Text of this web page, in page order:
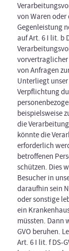
von Waren
Gegenleistung
auf Art. 6 I lit. b
von Anfragen
Unterliegt
Verpflichtung
beispielsweise
die
könnte die
erforderlich
betroffenen
schützen. Dies
Besucher in
daraufhin sein
oder sonstige
ein
müssten. Dann
GVO beruhen.
Art. 6 I lit. f DS-